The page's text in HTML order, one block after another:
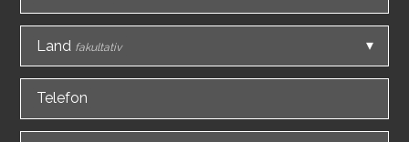
Land fakultativ
Telefon